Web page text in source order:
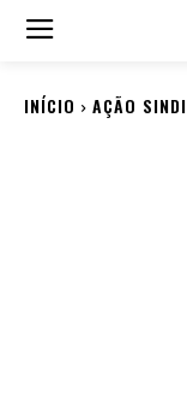
INÍCIO AÇÃO